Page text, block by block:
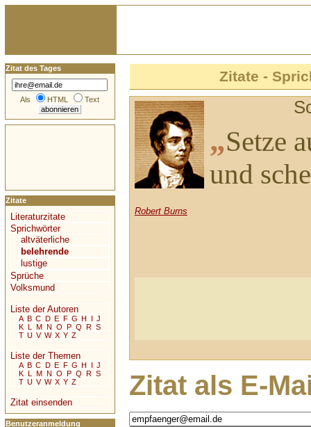
Zitate -
„Setze
und
Robert Burns
Zitat als E-
Zitat des Tages
Als HTML Text
Zitate
Literaturzitate
Sprichwörter
altväterliche
belehrende
lustige
Sprüche
Volksmund
Liste der Autoren
A B C D E F G H I J
K L M N O P Q R S
T U V W X Y Z
Liste der Themen
A B C D E F G H I J
K L M N O P Q R S
T U V W X Y Z
Zitat einsenden
Benutzeranmeldung